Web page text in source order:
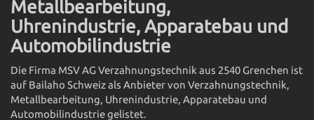
Metallbearbeitung,
Uhrenindustrie, Apparatebau und
Automobilindustrie
Die Firma MSV AG Verzahnungstechnik aus 2540 Grenchen ist
auf Bailaho Schweiz als Anbieter von Verzahnungstechnik,
Metallbearbeitung, Uhrenindustrie, Apparatebau und
Automobilindustrie gelistet.